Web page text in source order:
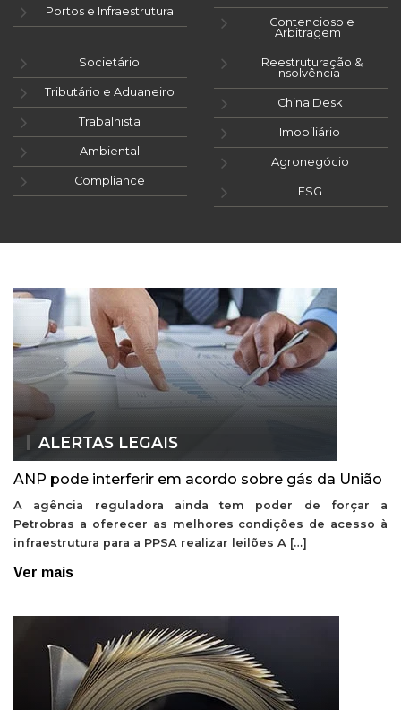
Portos e Infraestrutura
Contencioso e
Arbitragem
Societário
Tributário e Aduaneiro
Trabalhista
Ambiental
Compliance
Reestruturação &
Insolvência
China Desk
Imobiliário
Agronegócio
ESG
ALERTAS LEGAIS
ANP pode interferir em acordo sobre gás da União
A agência reguladora ainda tem poder de forçar a
Petrobras a oferecer as melhores condições de acesso à
infraestrutura para a PPSA realizar leilões A […]
Ver mais